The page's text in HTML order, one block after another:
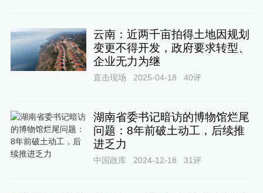
云南：近两千亩拍得土地因规划
变更不得开发，政府要求转型、
企业无力为继
直击现场 2025-04-18 40评
湖南省委书记暗访的博物馆烂尾
问题：8年前破土动工，后续推
进乏力
中国政库 2024-12-18 31评